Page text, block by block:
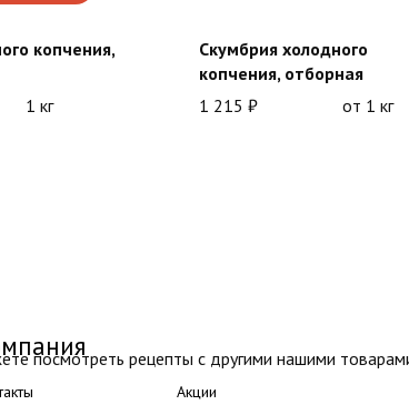
копчения,
1 кг
Скумбрия холодного
копчения, отборная
1 215 ₽ от 1 кг
посмотреть рецепты с другими нашими
Акции